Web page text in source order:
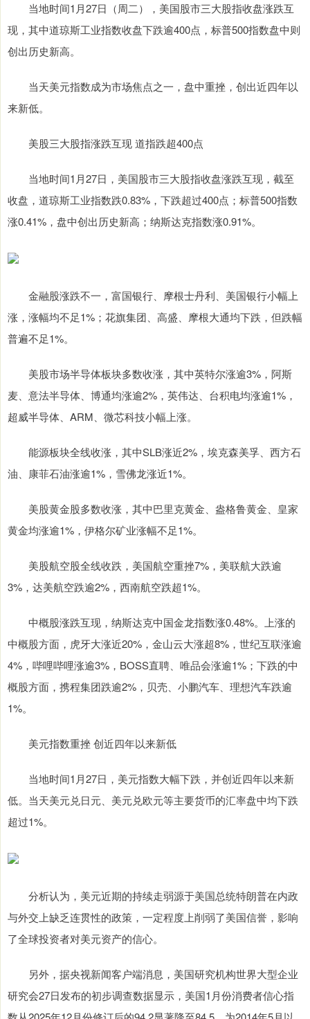
当地时间1月27日（周二），美国股市三大股指收盘涨跌互
现，其中道琼斯工业指数收盘下跌逾400点，标普500指数盘中则
创出历史新高。
当天美元指数成为市场焦点之一，盘中重挫，创出近四年以
来新低。
美股三大股指涨跌互现 道指跌超400点
当地时间1月27日，美国股市三大股指收盘涨跌互现，截至
收盘，道琼斯工业指数跌0.83%，下跌超过400点；标普500指数
涨0.41%，盘中创出历史新高；纳斯达克指数涨0.91%。
金融股涨跌不一，富国银行、摩根士丹利、美国银行小幅上
涨，涨幅均不足1%；花旗集团、高盛、摩根大通均下跌，但跌幅
普遍不足1%。
美股市场半导体板块多数收涨，其中英特尔涨逾3%，阿斯
麦、意法半导体、博通均涨逾2%，英伟达、台积电均涨逾1%，
超威半导体、ARM、微芯科技小幅上涨。
能源板块全线收涨，其中SLB涨近2%，埃克森美孚、西方石
油、康菲石油涨逾1%，雪佛龙涨近1%。
美股黄金股多数收涨，其中巴里克黄金、盎格鲁黄金、皇家
黄金均涨逾1%，伊格尔矿业涨幅不足1%。
美股航空股全线收跌，美国航空重挫7%，美联航大跌逾
3%，达美航空跌逾2%，西南航空跌超1%。
中概股涨跌互现，纳斯达克中国金龙指数涨0.48%。上涨的
中概股方面，虎牙大涨近20%，金山云大涨超8%，世纪互联涨逾
4%，哔哩哔哩涨逾3%，BOSS直聘、唯品会涨逾1%；下跌的中
概股方面，携程集团跌逾2%，贝壳、小鹏汽车、理想汽车跌逾
1%。
美元指数重挫 创近四年以来新低
当地时间1月27日，美元指数大幅下跌，并创近四年以来新
低。当天美元兑日元、美元兑欧元等主要货币的汇率盘中均下跌
超过1%。
分析认为，美元近期的持续走弱源于美国总统特朗普在内政
与外交上缺乏连贯性的政策，一定程度上削弱了美国信誉，影响
了全球投资者对美元资产的信心。
另外，据央视新闻客户端消息，美国研究机构世界大型企业
研究会27日发布的初步调查数据显示，美国1月份消费者信心指